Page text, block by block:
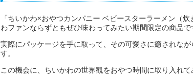
「ちいかわ×おやつカンパニー ベビースターラーメン（
わファンならずともぜひ味わってみたい期間限定の商品で
実際にパッケージを手に取って、その可愛さに癒されな
す。
この機会に、ちいかわの世界観をおやつ時間に取り入れて